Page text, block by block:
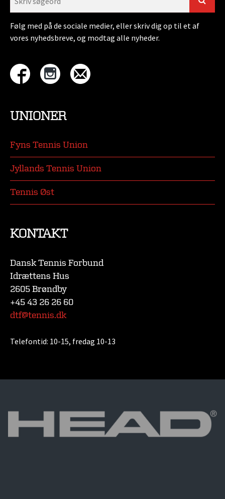
Følg med på de sociale medier, eller skriv dig op til et af
vores nyhedsbreve, og modtag alle nyheder.
UNIONER
Fyns Tennis Union
Jyllands Tennis Union
Tennis Øst
KONTAKT
Dansk Tennis Forbund
Idrættens Hus
2605 Brøndby
+45 43 26 26 60
dtf@tennis.dk
Telefontid: 10-15, fredag 10-13